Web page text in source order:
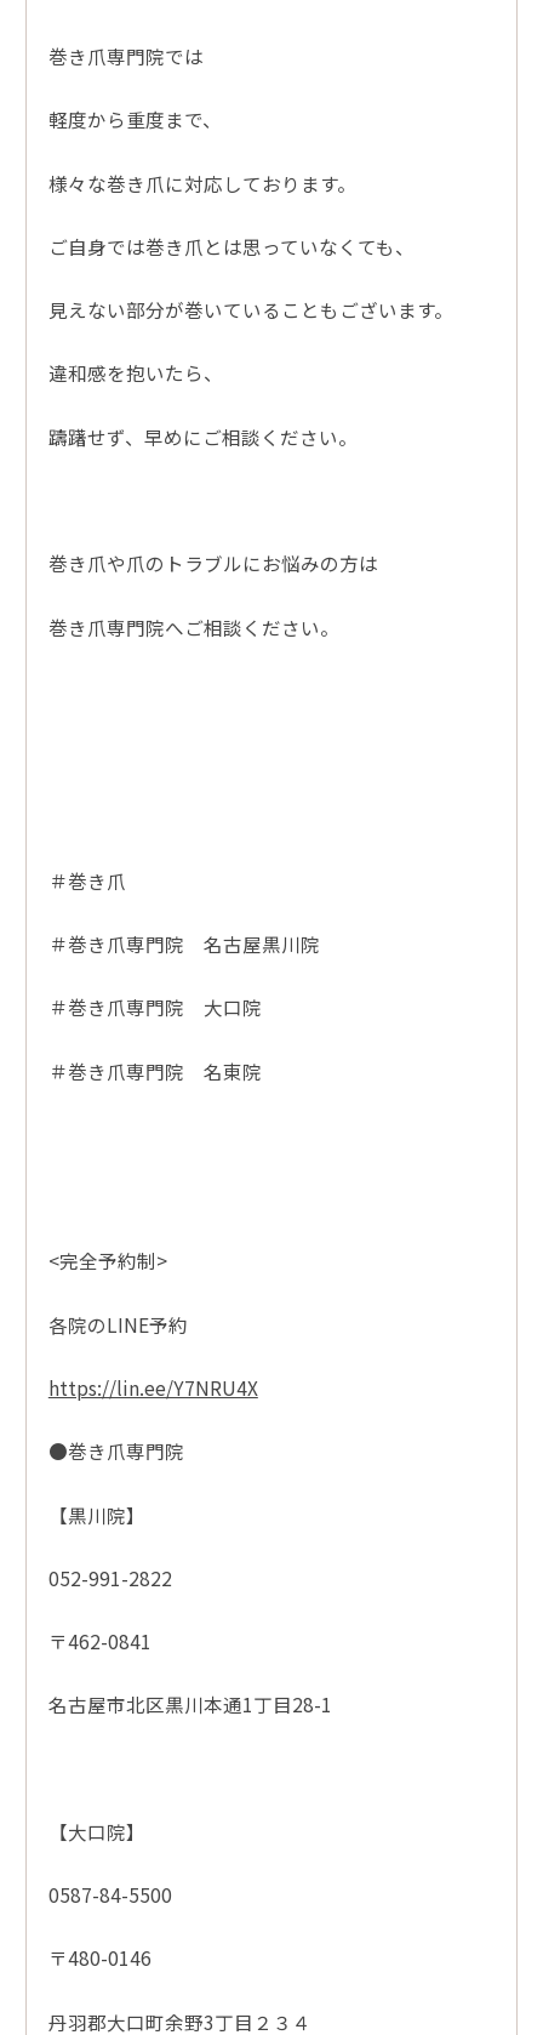
巻き爪専門院では
軽度から重度まで、
様々な巻き爪に対応しております。
ご自身では巻き爪とは思っていなくても、
見えない部分が巻いていることもございます。
違和感を抱いたら、
躊躇せず、早めにご相談ください。
巻き爪や爪のトラブルにお悩みの方は
巻き爪専門院へご相談ください。
＃巻き爪
＃巻き爪専門院 名古屋黒川院
＃巻き爪専門院 大口院
＃巻き爪専門院 名東院
<完全予約制>
各院のLINE予約
https://lin.ee/Y7NRU4X
●巻き爪専門院
【黒川院】
052-991-2822
〒462-0841
名古屋市北区黒川本通1丁目28-1
【大口院】
0587-84-5500
〒480-0146
丹羽郡大口町余野3丁目２３４